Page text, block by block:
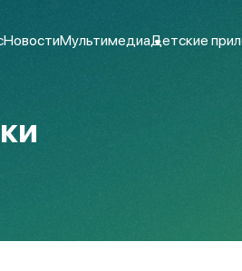
НовостиМультимедиаДетские